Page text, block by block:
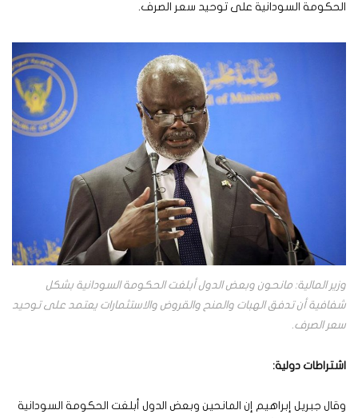
الحكومة السودانية على توحيد سعر الصرف.
وزير المالية: مانحون وبعض الدول أبلغت الحكومة السودانية بشكل
شفافية أن تدفق الهبات والمنح والقروض والاستثمارات يعتمد على توحيد
سعر الصرف.
اشتراطات دولية:
وقال جبريل إبراهيم إن المانحين وبعض الدول أبلغت الحكومة السودانية